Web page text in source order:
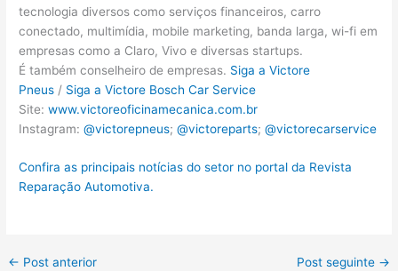
tecnologia diversos como serviços financeiros, carro
conectado, multimídia, mobile marketing, banda larga, wi-fi em
empresas como a Claro, Vivo e diversas startups.
É também conselheiro de empresas. Siga a Victore
Pneus / Siga a Victore Bosch Car Service
Site:www.victoreoficinamecanica.com.br
Instagram:@victorepneus;@victoreparts;@victorecarservice
Confira as principais notícias do setor no portal da Revista
Reparação Automotiva.
← Post anterior Post seguinte →